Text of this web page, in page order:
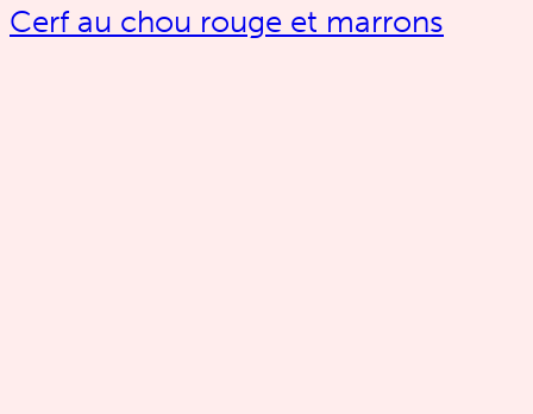
Cerf au chou rouge et marrons